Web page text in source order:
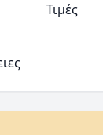
Τιμές